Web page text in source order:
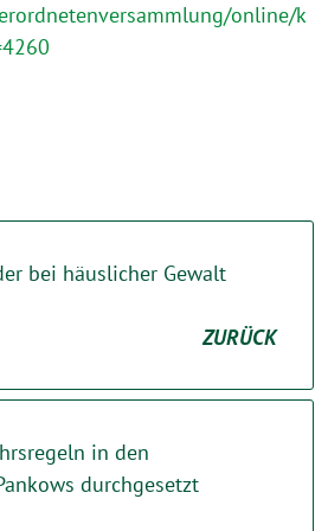
online/k
bei häuslicher Gewalt
ZURÜCK
in den
durchgesetzt